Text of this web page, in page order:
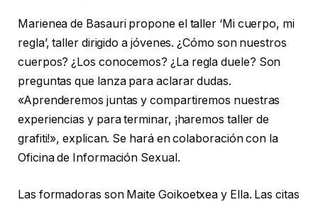
Marienea de Basauri propone el taller ‘Mi cuerpo, mi
regla’, taller dirigido a jóvenes. ¿Cómo son nuestros
cuerpos? ¿Los conocemos? ¿La regla duele? Son
preguntas que lanza para aclarar dudas.
«Aprenderemos juntas y compartiremos nuestras
experiencias y para terminar, ¡haremos taller de
grafiti!», explican. Se hará en colaboración con la
Oficina de Información Sexual.
Las formadoras son Maite Goikoetxea y Ella. Las citas